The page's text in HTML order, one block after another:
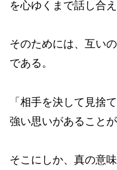
を心ゆくまで話し合え
そのためには、互い
である。
「相手を決して見捨
強い思いがあることが
そこにしか、真の意